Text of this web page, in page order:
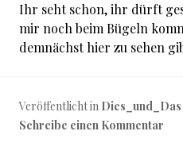
Ihr seht schon, ihr dürft
mir noch beim Bügeln
demnächst hier zu sehen
Veröffentlicht in Dies_und_Das
Schreibe einen Kommentar